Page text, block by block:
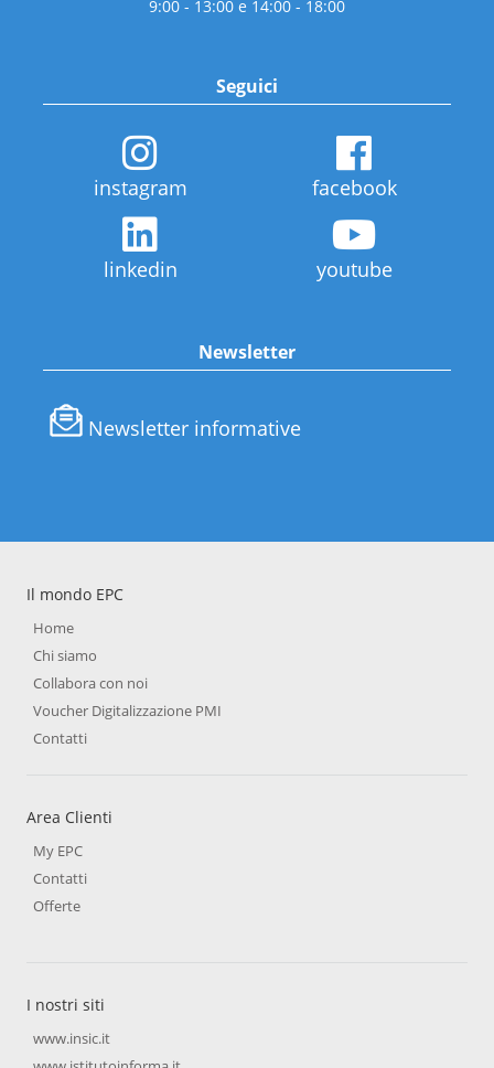
9:00 - 13:00 e 14:00 - 18:00
Seguici
instagram facebook
linkedin youtube
Newsletter
Newsletter informative
Il mondo EPC
Home
Chi siamo
Collabora con noi
Voucher Digitalizzazione PMI
Contatti
Area Clienti
My EPC
Contatti
Offerte
I nostri siti
www.insic.it